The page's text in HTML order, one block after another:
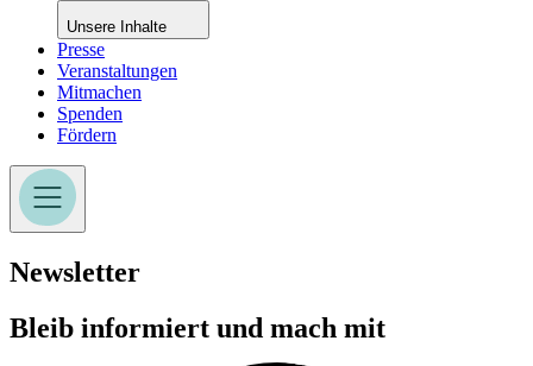
Unsere Inhalte
Presse
Veranstaltungen
Mitmachen
Spenden
Fördern
Newsletter
Bleib informiert und mach mit